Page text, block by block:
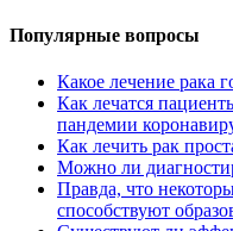
Популярные вопросы
Какое лечение рака
Как лечатся
пандемии
Как лечить рак
Можно ли
Правда, что
способствуют